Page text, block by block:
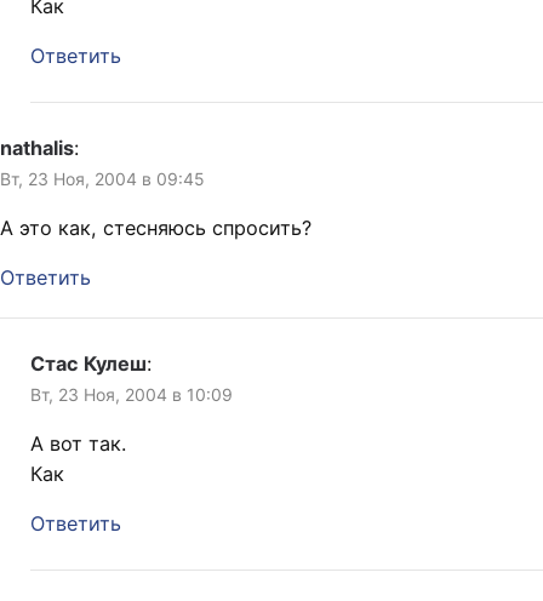
Как
Ответить
nathalis:
Вт, 23 Ноя, 2004 в 09:45
А это как, стесняюсь спросить?
Ответить
Стас Кулеш:
Вт, 23 Ноя, 2004 в 10:09
А вот так.
Как
Ответить